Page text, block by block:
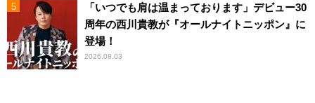
「いつでも肩は温まっております」デビュー30
周年の西川貴教が『オールナイトニッポン』に
登場！
2026.08.03